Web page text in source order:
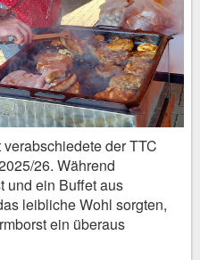
der TTC
26. Während
und ein Buffet aus
leibliche Wohl sorgten,
ein überaus